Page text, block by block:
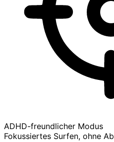
ADHD-freundlicher Modus
Fokussiertes Surfen, ohne